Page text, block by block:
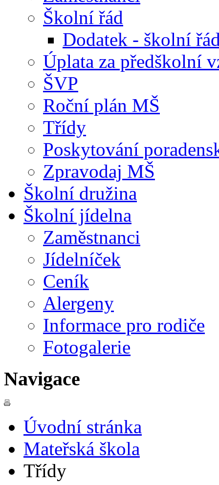
Školní řád
Dodatek - školní
Úplata za předškolní
ŠVP
Roční plán MŠ
Třídy
Poskytování
Zpravodaj MŠ
Školní družina
Školní jídelna
Zaměstnanci
Jídelníček
Ceník
Alergeny
Informace pro rodiče
Fotogalerie
Navigace
Úvodní stránka
Mateřská škola
Třídy